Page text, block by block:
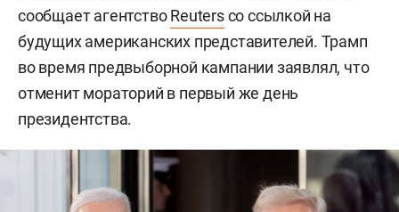
сообщает агентствоReutersсо ссылкой на
будущих американских представителей. Трамп
во время предвыборной кампании заявлял, что
отменит мораторий в первый же день
президентства.